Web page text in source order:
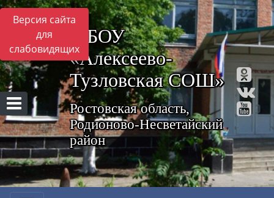
Версия сайта
для
слабовидящих
МБОУ
«Алексеево-
Тузловская СОШ»
Ростовская область,
Родионово-Несветайский
район